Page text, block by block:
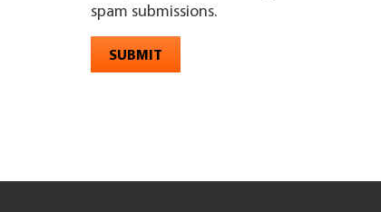
spam submissions.
SUBMIT